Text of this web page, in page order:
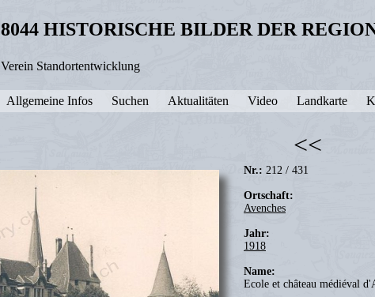
8044 HISTORISCHE BILDER DER
Verein Standortentwicklung
Allgemeine Infos Suchen Aktualitäten Video Landkarte
<<
Nr.: 212 / 431
Ortschaft:
Avenches
Jahr:
1918
Name:
Ecole et château médiéval